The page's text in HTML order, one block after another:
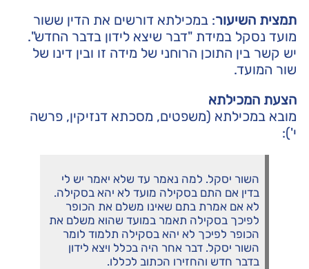
תמצית השיעור: במכילתא דורשים את הדין ששור
מועד נסקל במידת "דבר שיצא לידון בדבר החדש".
יש קשר בין התוכן הרוחני של מידה זו ובין דינו של
שור המועד.
הצעת המכילתא
מובא במכילתא (משפטים, מסכתא דנזיקין, פרשה
י'):
השור יסקל. למה נאמר עד שלא יאמר יש לי
בדין אם התם בסקילה מועד לא יהא בסקילה.
לא אם אמרת בתם שאינו משלם את הכופר
לפיכך בסקילה תאמר במועד שהוא משלם את
הכופר לפיכך לא יהא בסקילה תלמוד לומר
השור יסקל. דבר אחר היה בכלל ויצא לידון
בדבר חדש והחזירו הכתוב לכללו.